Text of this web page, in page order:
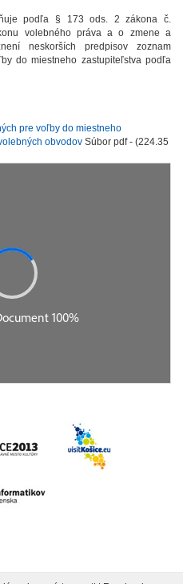
podľa § 173 ods. 2 zákona č.
volebného práva a o zmene a
neskorších predpisov zoznam
do miestneho zastupiteľstva podľa
pre voľby do miestneho
obvodov Súbor pdf - (224.35